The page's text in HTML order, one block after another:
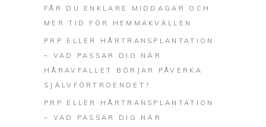
FÅR DU ENKLARE MIDDAGAR OCH
MER TID FÖR HEMMAKVÄLLEN
PRP ELLER HÅRTRANSPLANTATION
– VAD PASSAR DIG NÄR
HÅRAVFALLET BÖRJAR PÅVERKA
SJÄLVFÖRTROENDET?
PRP ELLER HÅRTRANSPLANTATION
– VAD PASSAR DIG NÄR